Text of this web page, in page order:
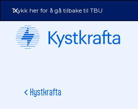
Trykk her for å gå tilbake til TBU
Kystkrafta